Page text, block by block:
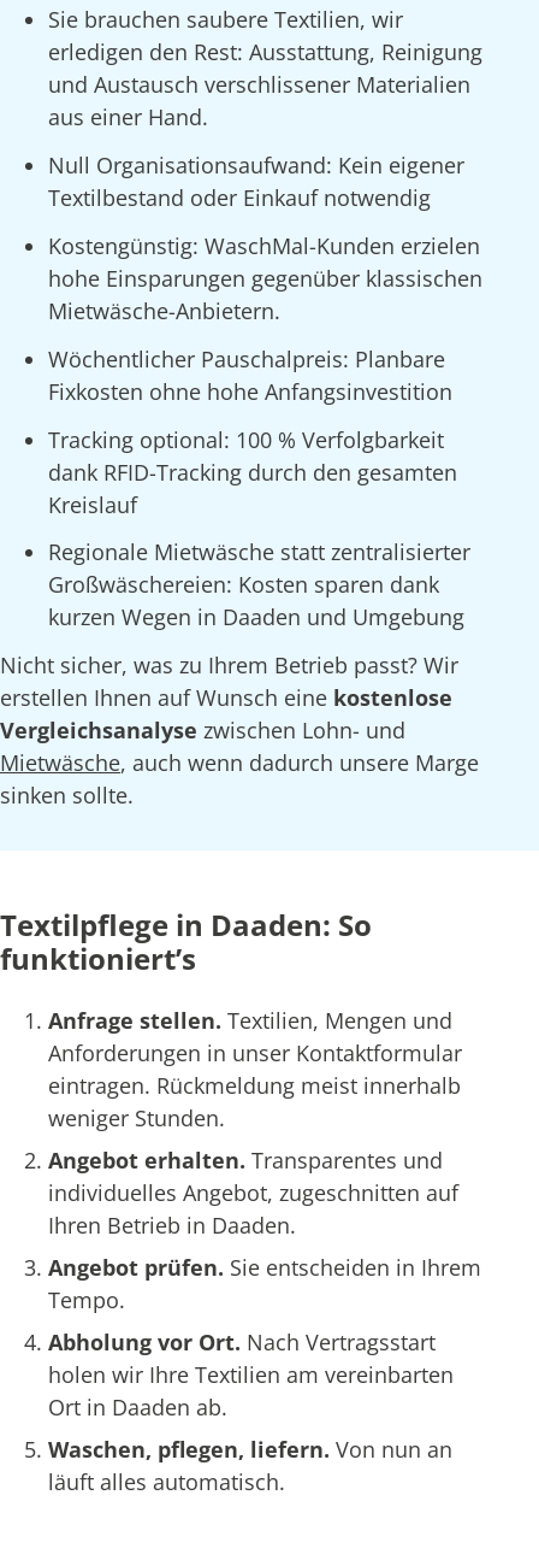
Sie brauchen saubere Textilien, wir
erledigen den Rest: Ausstattung, Reinigung
und Austausch verschlissener Materialien
aus einer Hand.
Null Organisationsaufwand: Kein eigener
Textilbestand oder Einkauf notwendig
Kostengünstig: WaschMal-Kunden erzielen
hohe Einsparungen gegenüber klassischen
Mietwäsche-Anbietern.
Wöchentlicher Pauschalpreis: Planbare
Fixkosten ohne hohe Anfangsinvestition
Tracking optional: 100 % Verfolgbarkeit
dank RFID-Tracking durch den gesamten
Kreislauf
Regionale Mietwäsche statt zentralisierter
Großwäschereien: Kosten sparen dank
kurzen Wegen in Daaden und Umgebung
Nicht sicher, was zu Ihrem Betrieb passt? Wir
erstellen Ihnen auf Wunsch eine kostenlose
Vergleichsanalyse zwischen Lohn- und
Mietwäsche, auch wenn dadurch unsere Marge
sinken sollte.
Textilpflege in Daaden: So
funktioniert’s
Anfrage stellen. Textilien, Mengen und
Anforderungen in unser Kontaktformular
eintragen. Rückmeldung meist innerhalb
weniger Stunden.
Angebot erhalten. Transparentes und
individuelles Angebot, zugeschnitten auf
Ihren Betrieb in Daaden.
Angebot prüfen. Sie entscheiden in Ihrem
Tempo.
Abholung vor Ort. Nach Vertragsstart
holen wir Ihre Textilien am vereinbarten
Ort in Daaden ab.
Waschen, pflegen, liefern. Von nun an
läuft alles automatisch.